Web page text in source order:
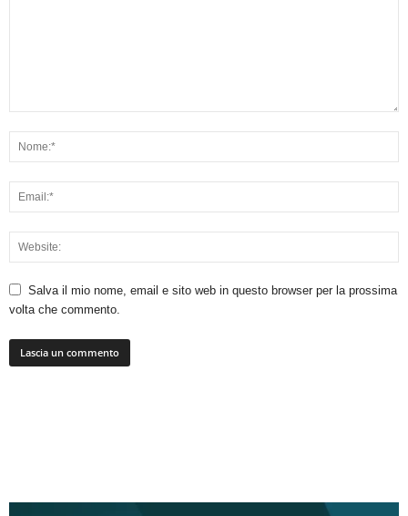
Salva il mio nome, email e sito web in questo browser per la prossima
volta che commento.